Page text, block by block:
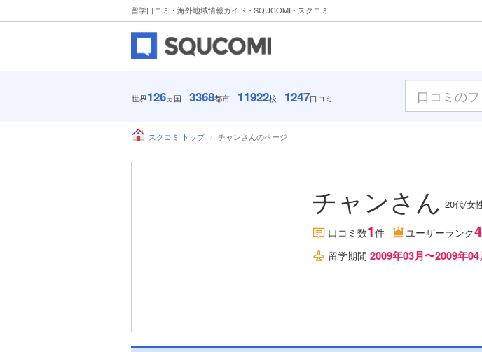
留学口コミ・海外地域情報ガイド - SQUCOMI - スクコミ
世界126ヵ国 3368都市 11922校 1247口コミ
スクコミ トップ チャンさんのページ
チャンさん 20代/女
口コミ数1件 ユーザーランク
留学期間 2009年03月〜2009年04